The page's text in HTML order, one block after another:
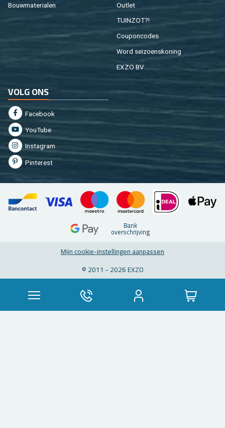
Bouw­ma­te­ri­a­len
Out­let
TUIN­ZOT?!
Cou­pon­co­des
Word sei­zoens­ko­ning
EXZO BV
VOLG ONS
Fa­cebook
You­Tu­be
In­st­agram
Pin­te­rest
Bank
over­schrij­ving
Mijn coo­kie-in­stel­lin­gen aan­pas­sen
© 2011 - 2026 EXZO